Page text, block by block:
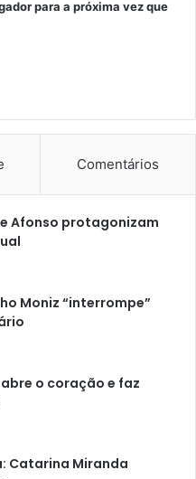
para a próxima vez que
Comentários
e Afonso protagonizam
Moniz “interrompe”
o coração e faz
Catarina Miranda